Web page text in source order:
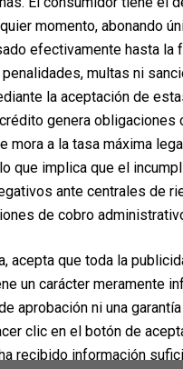
Cirugía Plástica Medellín
momento, abonando
efectivamente hasta la
multas ni
la aceptación de
genera
mora a la tasa máxima
que implica que el
ante centrales de
de cobro
acepta que toda la
un carácter meramente
aprobación ni una
clic en el botón de
recibido información